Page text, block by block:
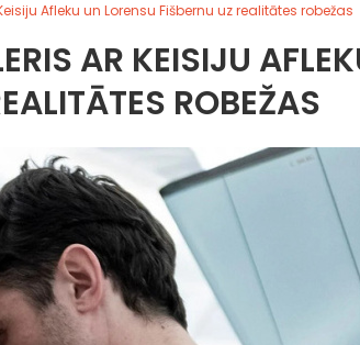
Afleku un Lorensu Fišbernu uz realitātes robežas
AR KEISIJU
ROBEŽAS